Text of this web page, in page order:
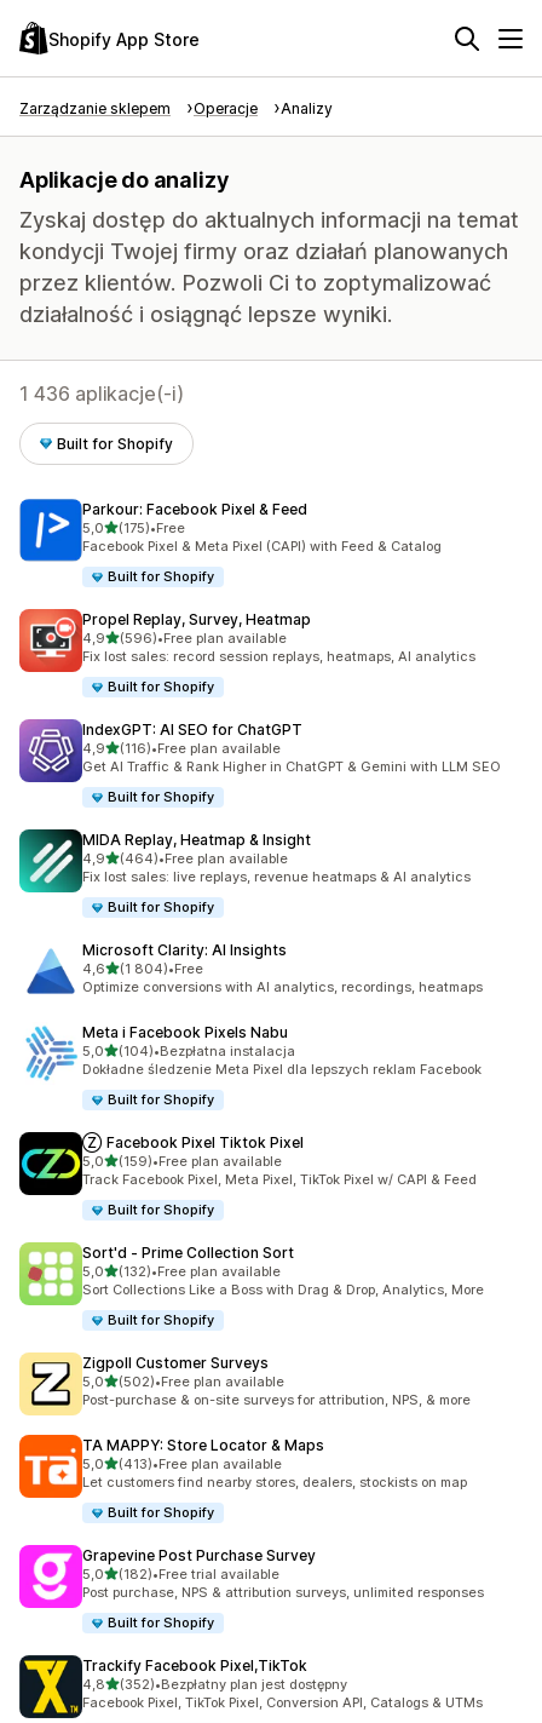
Shopify App Store
Zarządzanie sklepem Operacje Analizy
Aplikacje do analizy
Zyskaj dostęp do aktualnych informacji na temat
kondycji Twojej firmy oraz działań planowanych
przez klientów. Pozwoli Ci to zoptymalizować
działalność i osiągnąć lepsze wyniki.
1 436 aplikacje(-i)
Built for Shopify
Parkour: Facebook Pixel & Feed
5,0na 5 gwiazdek
(175)
Łączna liczba recenzji: 175
•Free
Facebook Pixel & Meta Pixel (CAPI) with Feed & Catalog
Built for Shopify
Propel Replay, Survey, Heatmap
4,9na 5 gwiazdek
(596)
Łączna liczba recenzji: 596
•Free plan available
Fix lost sales: record session replays, heatmaps, AI analytics
Built for Shopify
IndexGPT: AI SEO for ChatGPT
4,9na 5 gwiazdek
(116)
Łączna liczba recenzji: 116
•Free plan available
Get AI Traffic & Rank Higher in ChatGPT & Gemini with LLM SEO
Built for Shopify
MIDA Replay, Heatmap & Insight
4,9na 5 gwiazdek
(464)
Łączna liczba recenzji: 464
•Free plan available
Fix lost sales: live replays, revenue heatmaps & AI analytics
Built for Shopify
Microsoft Clarity: AI Insights
4,6na 5 gwiazdek
(1 804)
Łączna liczba recenzji: 1804
•Free
Optimize conversions with AI analytics, recordings, heatmaps
Meta i Facebook Pixels Nabu
5,0na 5 gwiazdek
(104)
Łączna liczba recenzji: 104
•Bezpłatna instalacja
Dokładne śledzenie Meta Pixel dla lepszych reklam Facebook
Built for Shopify
Ⓩ Facebook Pixel Tiktok Pixel
5,0na 5 gwiazdek
(159)
Łączna liczba recenzji: 159
•Free plan available
Track Facebook Pixel, Meta Pixel, TikTok Pixel w/ CAPI & Feed
Built for Shopify
Sort'd ‑ Prime Collection Sort
5,0na 5 gwiazdek
(132)
Łączna liczba recenzji: 132
•Free plan available
Sort Collections Like a Boss with Drag & Drop, Analytics, More
Built for Shopify
Zigpoll Customer Surveys
5,0na 5 gwiazdek
(502)
Łączna liczba recenzji: 502
•Free plan available
Post-purchase & on-site surveys for attribution, NPS, & more
TA MAPPY: Store Locator & Maps
5,0na 5 gwiazdek
(413)
Łączna liczba recenzji: 413
•Free plan available
Let customers find nearby stores, dealers, stockists on map
Built for Shopify
Grapevine Post Purchase Survey
5,0na 5 gwiazdek
(182)
Łączna liczba recenzji: 182
•Free trial available
Post purchase, NPS & attribution surveys, unlimited responses
Built for Shopify
Trackify Facebook Pixel,TikTok
4,8na 5 gwiazdek
(352)
Łączna liczba recenzji: 352
•Bezpłatny plan jest dostępny
Facebook Pixel, TikTok Pixel, Conversion API, Catalogs & UTMs